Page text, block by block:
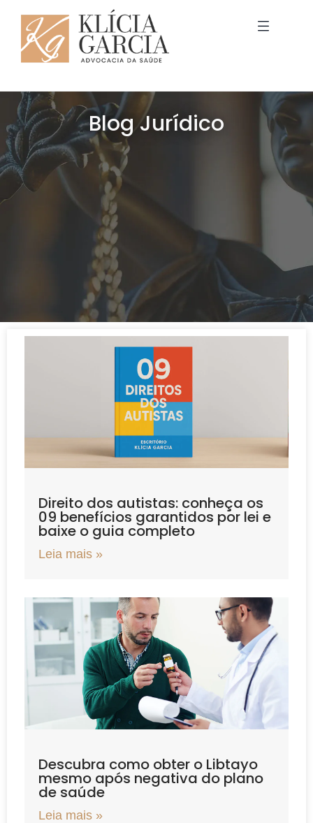
Blog Jurídico
Direito dos autistas: conheça os
09 benefícios garantidos por lei e
baixe o guia completo
Leia mais »
Descubra como obter o Libtayo
mesmo após negativa do plano
de saúde
Leia mais »